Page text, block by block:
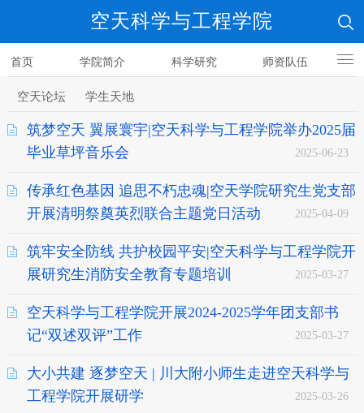
空天科学与工程学院
首页 学院简介 科学研究 师资队伍
人才培养
空天论坛 学生天地
筑梦空天 翼展寰宇|空天科学与工程学院举办2025届
毕业草坪音乐会
2025-06-23
传承红色基因 追思不朽忠魂|空天学院研究生党支部
开展清明祭奠英烈联合主题党日活动
2025-04-09
筑牢安全防线 共护校园平安|空天科学与工程学院开
展研究生消防安全教育专题培训
2025-03-27
空天科学与工程学院开展2024-2025学年团支部书
记“双述双评”工作
2025-03-27
大小共建 逐梦空天 | 川大附小师生走进空天科学与
工程学院开展研学
2025-03-26